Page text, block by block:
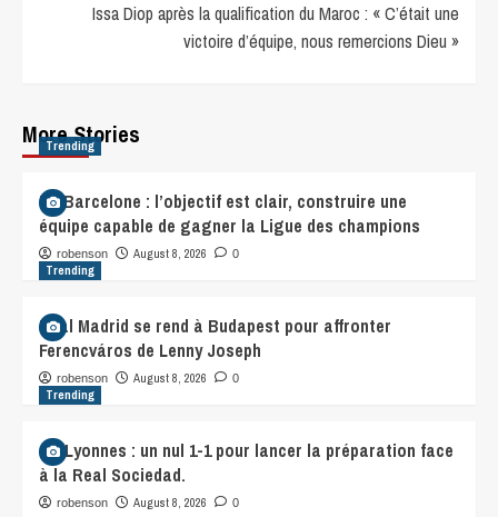
Issa Diop après la qualification du Maroc : « C’était une
victoire d’équipe, nous remercions Dieu »
More Stories
Trending
FC Barcelone : l’objectif est clair, construire une
équipe capable de gagner la Ligue des champions
robenson August 8, 2026 0
Trending
Real Madrid se rend à Budapest pour affronter
Ferencváros de Lenny Joseph
robenson August 8, 2026 0
Trending
OL Lyonnes : un nul 1-1 pour lancer la préparation face
à la Real Sociedad.
robenson August 8, 2026 0